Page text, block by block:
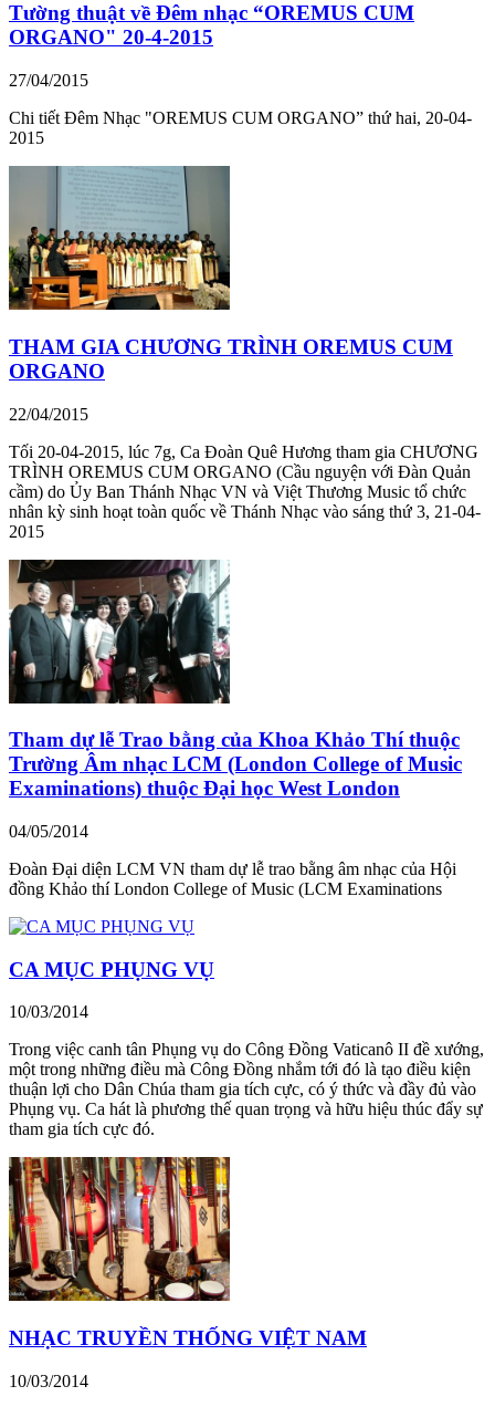
Tường thuật về Đêm nhạc “OREMUS CUM
ORGANO" 20-4-2015
27/04/2015
Chi tiết Đêm Nhạc "OREMUS CUM ORGANO” thứ hai, 20-04-
2015
THAM GIA CHƯƠNG TRÌNH OREMUS CUM
ORGANO
22/04/2015
Tối 20-04-2015, lúc 7g, Ca Đoàn Quê Hương tham gia CHƯƠNG
TRÌNH OREMUS CUM ORGANO (Cầu nguyện với Đàn Quản
cầm) do Ủy Ban Thánh Nhạc VN và Việt Thương Music tổ chức
nhân kỳ sinh hoạt toàn quốc về Thánh Nhạc vào sáng thứ 3, 21-04-
2015
Tham dự lễ Trao bằng của Khoa Khảo Thí thuộc
Trường Âm nhạc LCM (London College of Music
Examinations) thuộc Đại học West London
04/05/2014
Đoàn Đại diện LCM VN tham dự lễ trao bằng âm nhạc của Hội
đồng Khảo thí London College of Music (LCM Examinations
CA MỤC PHỤNG VỤ
10/03/2014
Trong việc canh tân Phụng vụ do Công Đồng Vaticanô II đề xướng,
một trong những điều mà Công Đồng nhắm tới đó là tạo điều kiện
thuận lợi cho Dân Chúa tham gia tích cực, có ý thức và đầy đủ vào
Phụng vụ. Ca hát là phương thế quan trọng và hữu hiệu thúc đẩy sự
tham gia tích cực đó.
NHẠC TRUYỀN THỐNG VIỆT NAM
10/03/2014